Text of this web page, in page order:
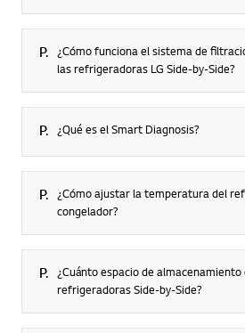
P.
¿Cómo funciona el sistema de
las refrigeradoras LG Side-by-Side?
P. ¿Qué es el Smart Diagnosis?
P.
¿Cómo ajustar la temperatura del
congelador?
P.
¿Cuánto espacio de
refrigeradoras Side-by-Side?